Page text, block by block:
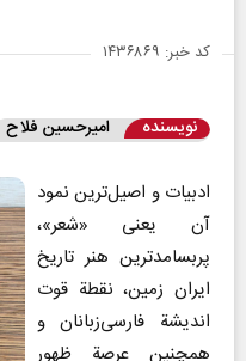
کد خبر: ۱۴۳۶۸۶۹
نویسنده امیرحسین فلاح
ادبیات و اصیل‌ترین نمود
آن یعنی «شعر»،
پربسامدترین هنر تاریخ
ایران زمین، نقطة قوت
اندیشة فارسی‌زبانان و
همچنین عرصة ظهور